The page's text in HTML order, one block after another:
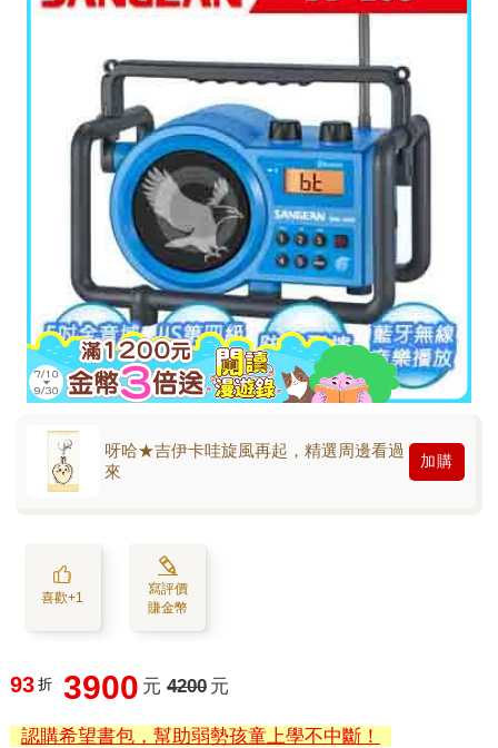
呀哈★吉伊卡哇旋風再起，精選周邊看過
來
加購
喜歡+1
寫評價
賺金幣
93 折 3900 元 4200 元
認購希望書包，幫助弱勢孩童上學不中斷！